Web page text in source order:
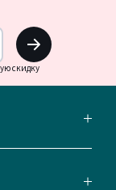
OK
скидку